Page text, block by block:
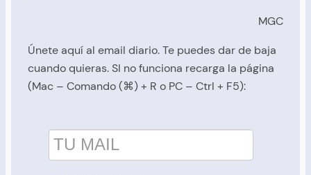
MGC
Únete aquí al email diario. Te puedes dar de baja
cuando quieras. SI no funciona recarga la página
(Mac – Comando (⌘) + R o PC – Ctrl + F5):